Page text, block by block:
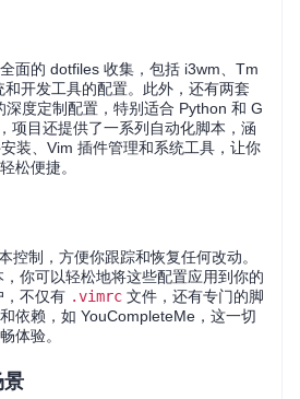
面的 dotfiles 收集，包括 i3wm、Tm
开发工具的配置。此外，还有两套
度定制配置，特别适合 Python 和 G
项目还提供了一系列自动化脚本，涵
装、Vim 插件管理和系统工具，让你
松便捷。
控制，方便你跟踪和恢复任何改动。
，你可以轻松地将这些配置应用到你的
，不仅有 .vimrc 文件，还有专门的脚
依赖，如 YouCompleteMe，这一切
体验。
景